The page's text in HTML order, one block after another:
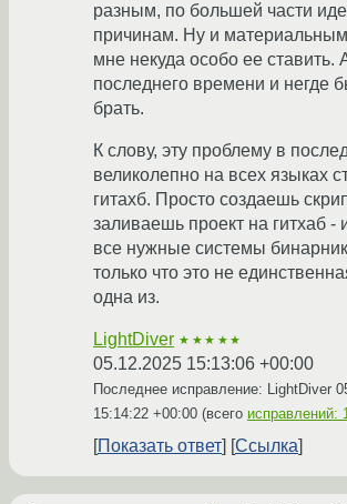
разным, по большей части
причинам. Ну и
мне некуда особо ее ставить.
последнего времени и негде
брать.
К слову, эту проблему в
великолепно на всех языках
гитахб. Просто создаешь
заливаешь проект на гитхаб -
все нужные системы
только что это не
одна из.
LightDiver ★★★★★
05.12.2025 15:13:06 +00:00
Последнее исправление: LightDiver
15:14:22 +00:00 (всего исправлений:
Показать ответ Ссылка